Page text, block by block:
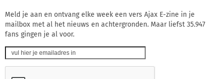
Meld je aan en ontvang elke week een vers Ajax E-zine in je
mailbox met al het nieuws en achtergronden. Maar liefst 35.947
fans gingen je al voor.